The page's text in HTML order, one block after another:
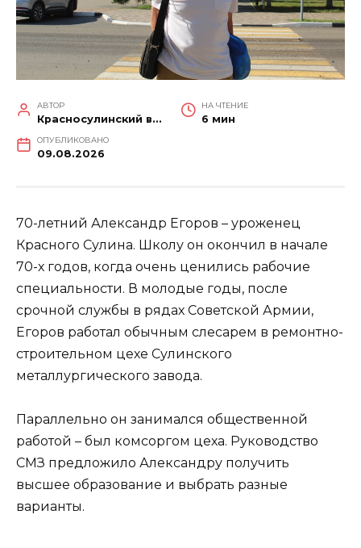
АВТОР
Красносулинский вестник
НА ЧТЕНИЕ
6 мин
ОПУБЛИКОВАНО
09.08.2026
70-летний Александр Егоров – уроженец
Красного Сулина. Школу он окончил в начале
70-х годов, когда очень ценились рабочие
специальности. В молодые годы, после
срочной службы в рядах Советской Армии,
Егоров работал обычным слесарем в ремонтно-
строительном цехе Сулинского
металлургического завода.
Параллельно он занимался общественной
работой – был комсоргом цеха. Руководство
СМЗ предложило Александру получить
высшее образование и выбрать разные
варианты.